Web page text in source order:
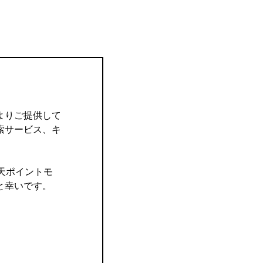
りご提供して
サービス、キ
ポイントモ
いです。